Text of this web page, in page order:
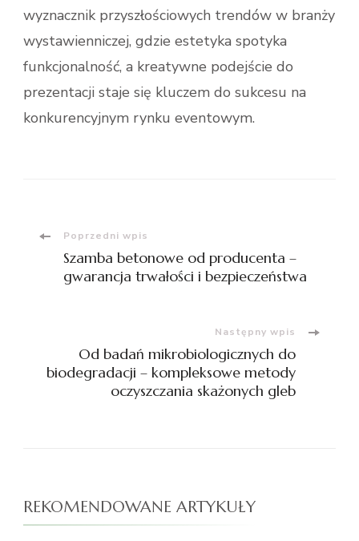
wyznacznik przyszłościowych trendów w branży
wystawienniczej, gdzie estetyka spotyka
funkcjonalność, a kreatywne podejście do
prezentacji staje się kluczem do sukcesu na
konkurencyjnym rynku eventowym.
Nawigacja
wpisu
Poprzedni wpis
Szamba betonowe od producenta –
gwarancja trwałości i bezpieczeństwa
Następny wpis
Od badań mikrobiologicznych do
biodegradacji – kompleksowe metody
oczyszczania skażonych gleb
REKOMENDOWANE ARTYKUŁY